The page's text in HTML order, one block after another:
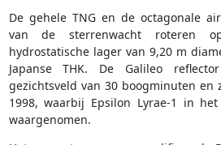
De gehele TNG en de octagonale
van de sterrenwacht roteren
hydrostatische lager van 9,20 m
Japanse THK. De Galileo
gezichtsveld van 30 boogminuten en
1998, waarbij Epsilon Lyrae-1 in
waargenomen.